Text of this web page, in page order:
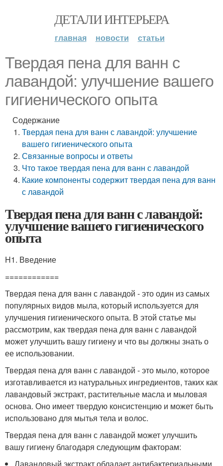
ДЕТАЛИ ИНТЕРЬЕРА
главная новости статьи
Твердая пена для ванн с
лавандой: улучшение вашего
гигиенического опыта
Содержание
Твердая пена для ванн с лавандой: улучшение
вашего гигиенического опыта
Связанные вопросы и ответы
Что такое твердая пена для ванн с лавандой
Какие компоненты содержит твердая пена для ванн
с лавандой
Твердая пена для ванн с лавандой:
улучшение вашего гигиенического
опыта
H1. Введение
============
Твердая пена для ванн с лавандой - это один из самых
популярных видов мыла, который используется для
улучшения гигиенического опыта. В этой статье мы
рассмотрим, как твердая пена для ванн с лавандой
может улучшить вашу гигиену и что вы должны знать о
ее использовании.
Твердая пена для ванн с лавандой - это мыло, которое
изготавливается из натуральных ингредиентов, таких как
лавандовый экстракт, растительные масла и мыловая
основа. Оно имеет твердую консистенцию и может быть
использовано для мытья тела и волос.
Твердая пена для ванн с лавандой может улучшить
вашу гигиену благодаря следующим факторам: